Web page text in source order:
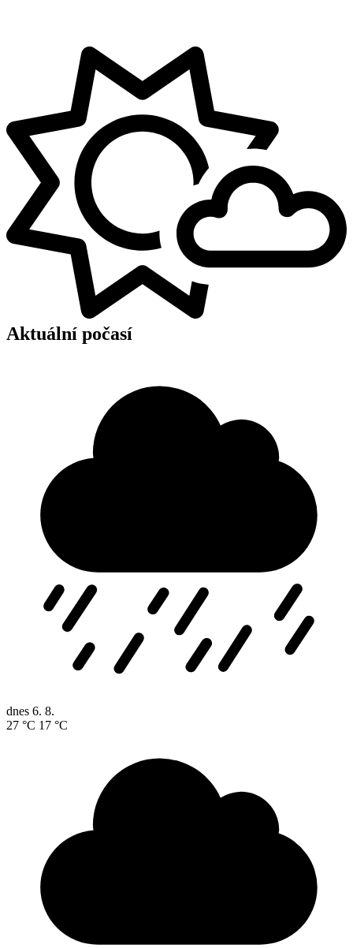
Aktuální počasí
dnes 6. 8.
27 °C 17 °C